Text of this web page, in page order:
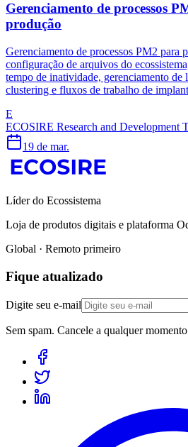
Gerenciamento de processos
produção
Gerenciamento de processos PM2 para
configuração de arquivos do
tempo de inatividade, gerenciamento de
clustering e fluxos de trabalho de
E
ECOSIRE Research and Development
19 de mar.
Líder do Ecossistema
Loja de produtos digitais e plataforma
Global · Remoto primeiro
Fique atualizado
Digite seu e-mail
Sem spam. Cancele a qualquer